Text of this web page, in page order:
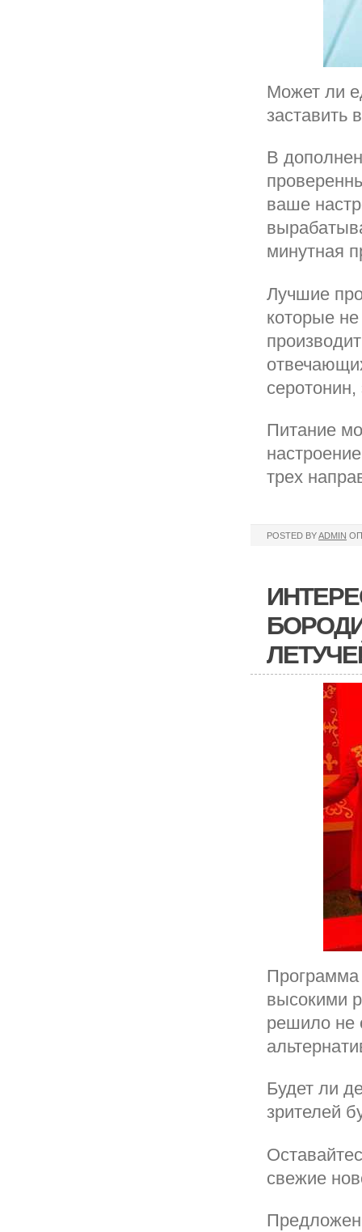
Может ли
заставить
В
ваше
минутная
Лучшие
которые
Питание
трех
POSTED BYADMIN
Программа
высокими
решило не
Будет ли
зрителей
свежие